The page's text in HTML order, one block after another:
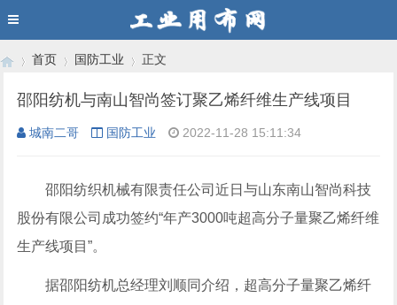
›
首页
›
国防工业
›
正文
邵阳纺机与南山智尚签订聚乙烯纤维生产线项目
城南二哥 国防工业 2022-11-28 15:11:34
邵阳纺织机械有限责任公司近日与山东南山智尚科技
股份有限公司成功签约“年产3000吨超高分子量聚乙烯纤维
生产线项目”。
据邵阳纺机总经理刘顺同介绍，超高分子量聚乙烯纤